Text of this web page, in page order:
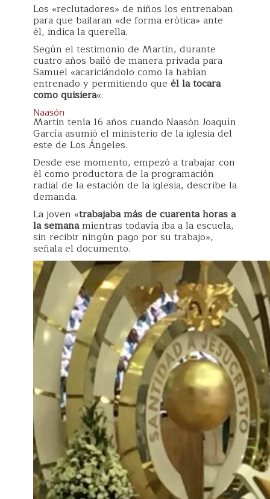
Los «reclutadores» de niños los entrenaban
para que bailaran «de forma erótica» ante
él, indica la querella.
Según el testimonio de Martin, durante
cuatro años bailó de manera privada para
Samuel «acariciándolo como la habían
entrenado y permitiendo que él la tocara
como quisiera«.
Naasón
Martin tenía 16 años cuando Naasón Joaquín
García asumió el ministerio de la iglesia del
este de Los Ángeles.
Desde ese momento, empezó a trabajar con
él como productora de la programación
radial de la estación de la iglesia, describe la
demanda.
La joven «trabajaba más de cuarenta horas a
la semanamientras todavía iba a la escuela,
sin recibir ningún pago por su trabajo»,
señala el documento.